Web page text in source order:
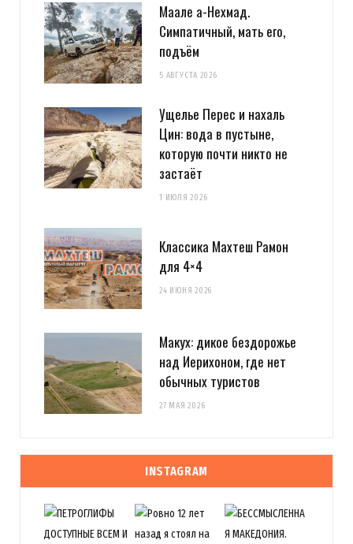
Маале а-Нехмад.
Симпатичный, мать его,
подъём
5 АВГУСТА 2026
Ущелье Перес и нахаль
Цин: вода в пустыне,
которую почти никто не
застаёт
1 ИЮЛЯ 2026
Классика Махтеш Рамон
для 4×4
24 ИЮНЯ 2026
Макух: дикое бездорожье
над Иерихоном, где нет
обычных туристов
27 МАЯ 2026
INSTAGRAM